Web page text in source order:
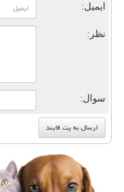
ایمیل:
نظر:
سوال: